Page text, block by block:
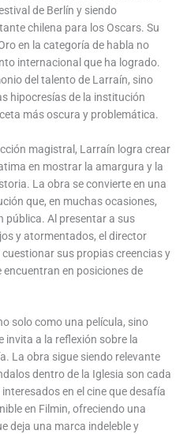
de Berlín y siendo
chilena para los Oscars. Su
en la categoría de habla no
internacional que ha logrado.
del talento de Larraín, sino
hipocresías de la institución
más oscura y problemática.
magistral, Larraín logra crear
en mostrar la amargura y la
La obra se convierte en una
que, en muchas ocasiones,
pública. Al presentar a sus
y atormentados, el director
sus propias creencias y
en posiciones de
solo como una película, sino
invita a la reflexión sobre la
La obra sigue siendo relevante
dentro de la Iglesia son cada
en el cine que desafía
en Filmin, ofreciendo una
deja una marca indeleble y